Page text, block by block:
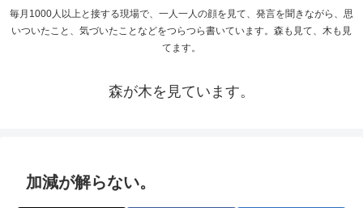
毎月1000人以上と接する現場で、一人一人の顔を見て、発言を聞きながら、思
いついたこと、気づいたことなどをつらつら書いています。森も見て、木も見
てます。
森が木を見ています。
加減が解らない。